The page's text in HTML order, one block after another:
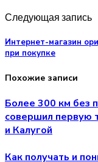
Следующая запись
Интернет-магазин
при покупке
Похожие записи
Более 300 км без
совершил первую
и Калугой
Как получать и